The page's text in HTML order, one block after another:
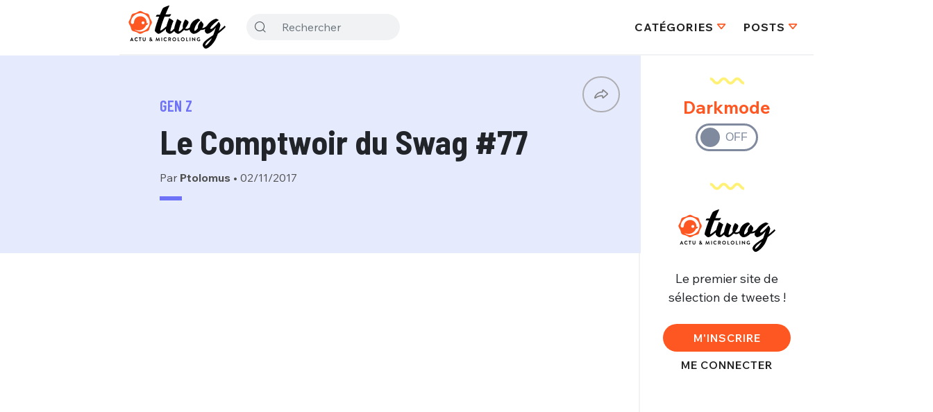
CATÉGORIES POSTS
GEN Z
Le Comptwoir du Swag #77
Par Ptolomus • 02/11/2017
Darkmode
Le premier site de
sélection de tweets !
M'INSCRIRE
ME CONNECTER